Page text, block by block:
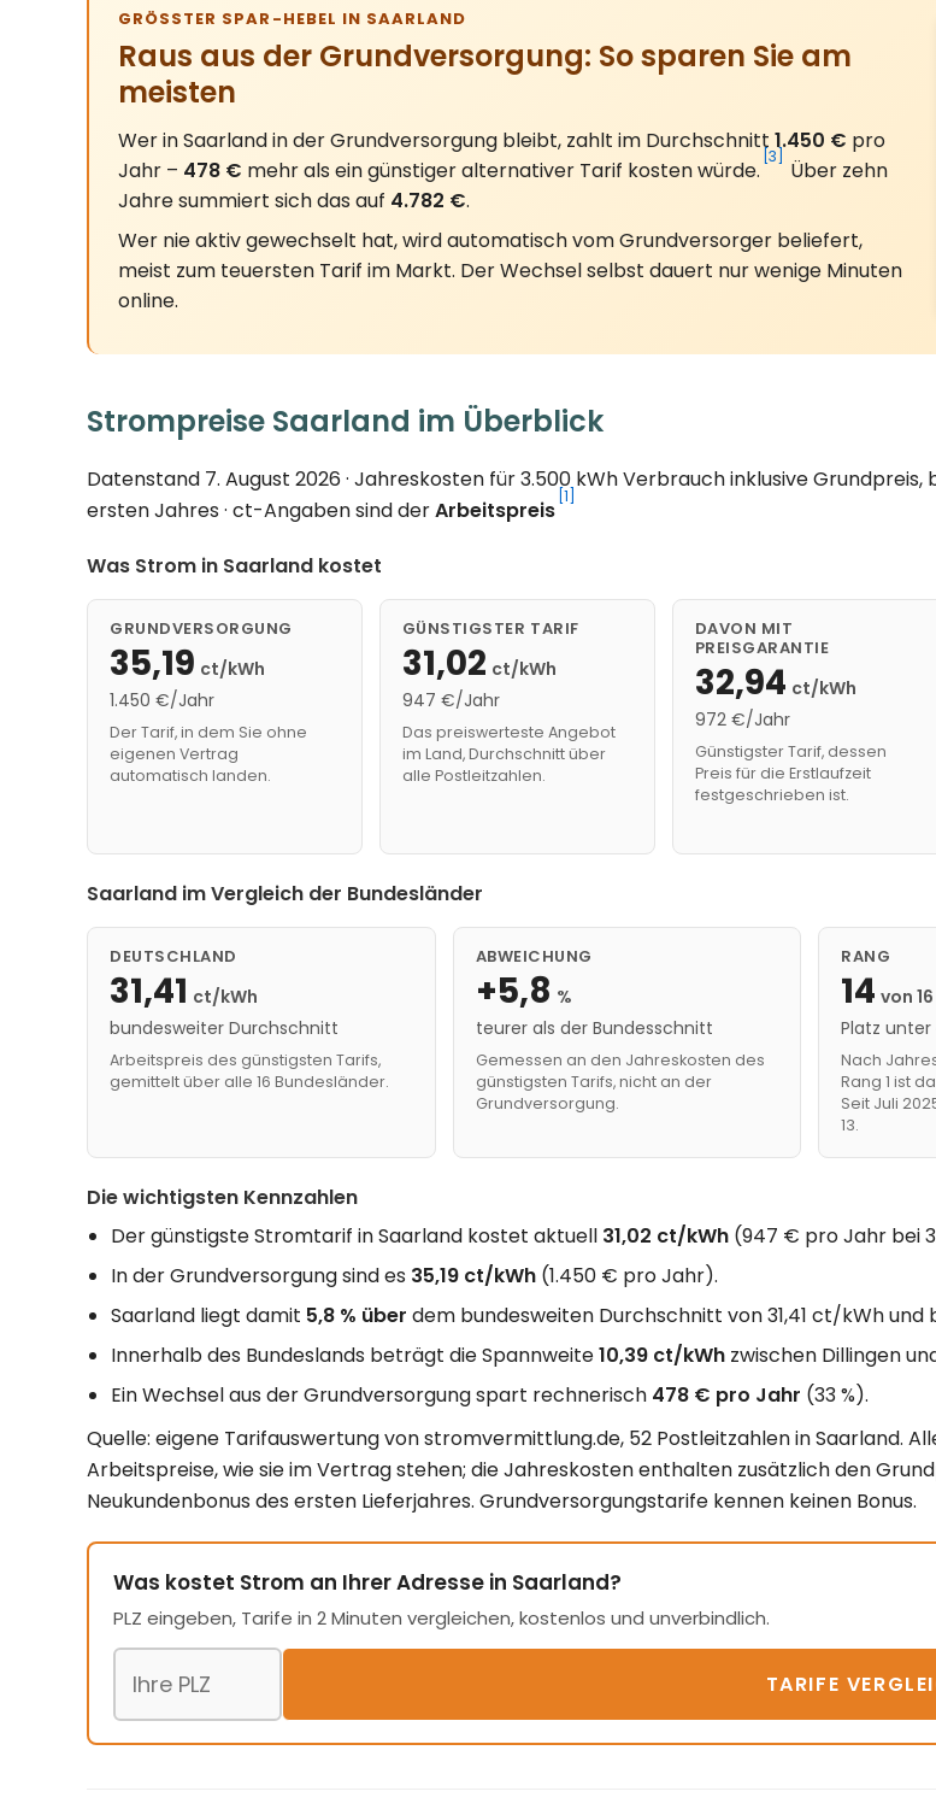
GRÖSSTER SPAR-HEBEL IN SAARLAND
Raus aus der Grundversorgung: So sparen Sie am
meisten
Wer in Saarland in der Grundversorgung bleibt, zahlt im Durchschnitt 1.450 € pro
Jahr – 478 € mehr als ein günstiger alternativer Tarif kosten würde. [3]
Über zehn
Jahre summiert sich das auf 4.782 €.
Wer nie aktiv gewechselt hat, wird automatisch vom Grundversorger beliefert,
meist zum teuersten Tarif im Markt. Der Wechsel selbst dauert nur wenige Minuten
online.
Strompreise Saarland im Überblick
Datenstand 7. August 2026 · Jahreskosten für 3.500 kWh Verbrauch inklusive
ersten Jahres · ct-Angaben sind derArbeitspreis [1]
Was Strom in Saarland kostet
GRUNDVERSORGUNG
35,19 ct/kWh
1.450 €/Jahr
Der Tarif, in dem Sie ohne
eigenen Vertrag
automatisch landen.
GÜNSTIGSTER TARIF
31,02 ct/kWh
947 €/Jahr
Das preiswerteste Angebot
im Land, Durchschnitt über
alle Postleitzahlen.
DAVON MIT
PREISGARANTIE
32,94 ct/kWh
972 €/Jahr
Günstigster Tarif, dessen
Preis für die Erstlaufzeit
festgeschrieben ist.
Saarland im Vergleich der Bundesländer
DEUTSCHLAND
31,41 ct/kWh
bundesweiter Durchschnitt
Arbeitspreis des günstigsten Tarifs,
gemittelt über alle 16 Bundesländer.
ABWEICHUNG
+5,8 %
teurer als der Bundesschnitt
Gemessen an den Jahreskosten des
günstigsten Tarifs, nicht an der
Grundversorgung.
RANG
14 von 16
Platz
Nach
Rang 1 ist
Seit Juli
13.
Die wichtigsten Kennzahlen
Der günstigste Stromtarif in Saarland kostet aktuell 31,02 ct/kWh (947 € pro Jahr bei
In der Grundversorgung sind es 35,19 ct/kWh (1.450 € pro Jahr).
Saarland liegt damit 5,8 % über dem bundesweiten Durchschnitt von 31,41 ct/kWh und
Innerhalb des Bundeslands beträgt die Spannweite10,39 ct/kWh zwischen Dillingen
Ein Wechsel aus der Grundversorgung spart rechnerisch 478 € pro Jahr (33 %).
Quelle: eigene Tarifauswertung von stromvermittlung.de, 52 Postleitzahlen in Saarland.
Arbeitspreise, wie sie im Vertrag stehen; die Jahreskosten enthalten zusätzlich den
Neukundenbonus des ersten Lieferjahres. Grundversorgungstarife kennen keinen Bonus.
Was kostet Strom an Ihrer Adresse in Saarland?
PLZ eingeben, Tarife in 2 Minuten vergleichen, kostenlos und unverbindlich.
Postleitzahl
TARIFE